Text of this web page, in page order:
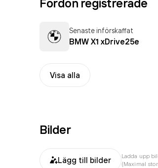
Fordon registrerade
Senaste införskaffat
BMW X1 xDrive25e
Visa alla
Bilder
Lägg till bilder
Ladda upp
(Maximal